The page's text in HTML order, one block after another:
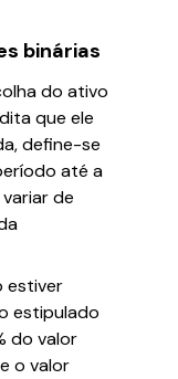
binárias
do ativo
que ele
define-se
até a
de
estiver
estipulado
do valor
o valor